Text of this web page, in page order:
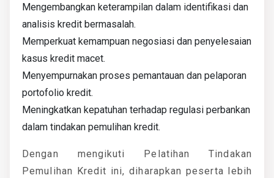
Mengembangkan keterampilan dalam identifikasi dan
analisis kredit bermasalah.
Memperkuat kemampuan negosiasi dan penyelesaian
kasus kredit macet.
Menyempurnakan proses pemantauan dan pelaporan
portofolio kredit.
Meningkatkan kepatuhan terhadap regulasi perbankan
dalam tindakan pemulihan kredit.
Dengan mengikuti Pelatihan Tindakan
Pemulihan Kredit ini, diharapkan peserta lebih